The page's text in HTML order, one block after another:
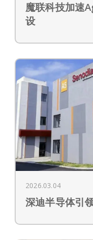
魔联科技加速
设
2026.03.04
深迪半导体引